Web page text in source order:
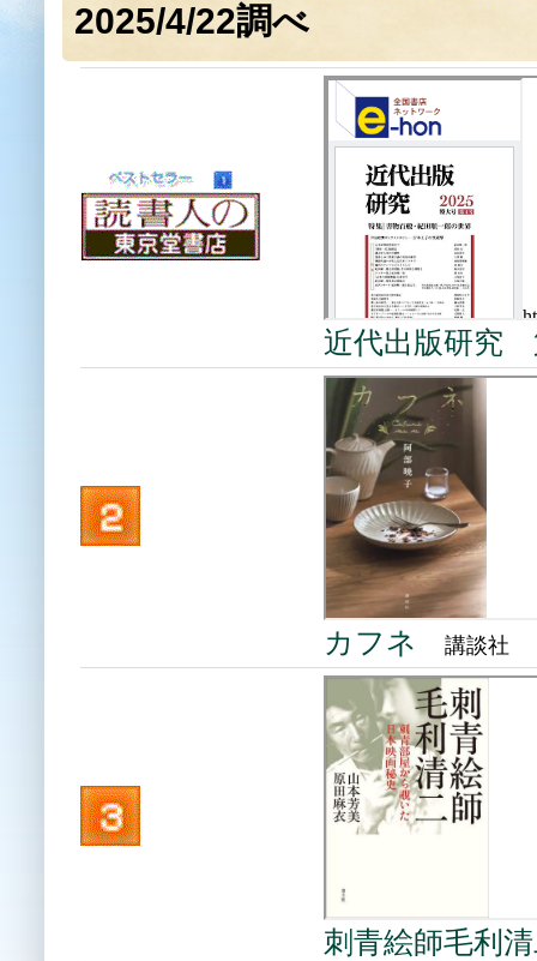
2025/4/22調べ
近代出版研究
カフネ 講談社
刺青絵師毛利